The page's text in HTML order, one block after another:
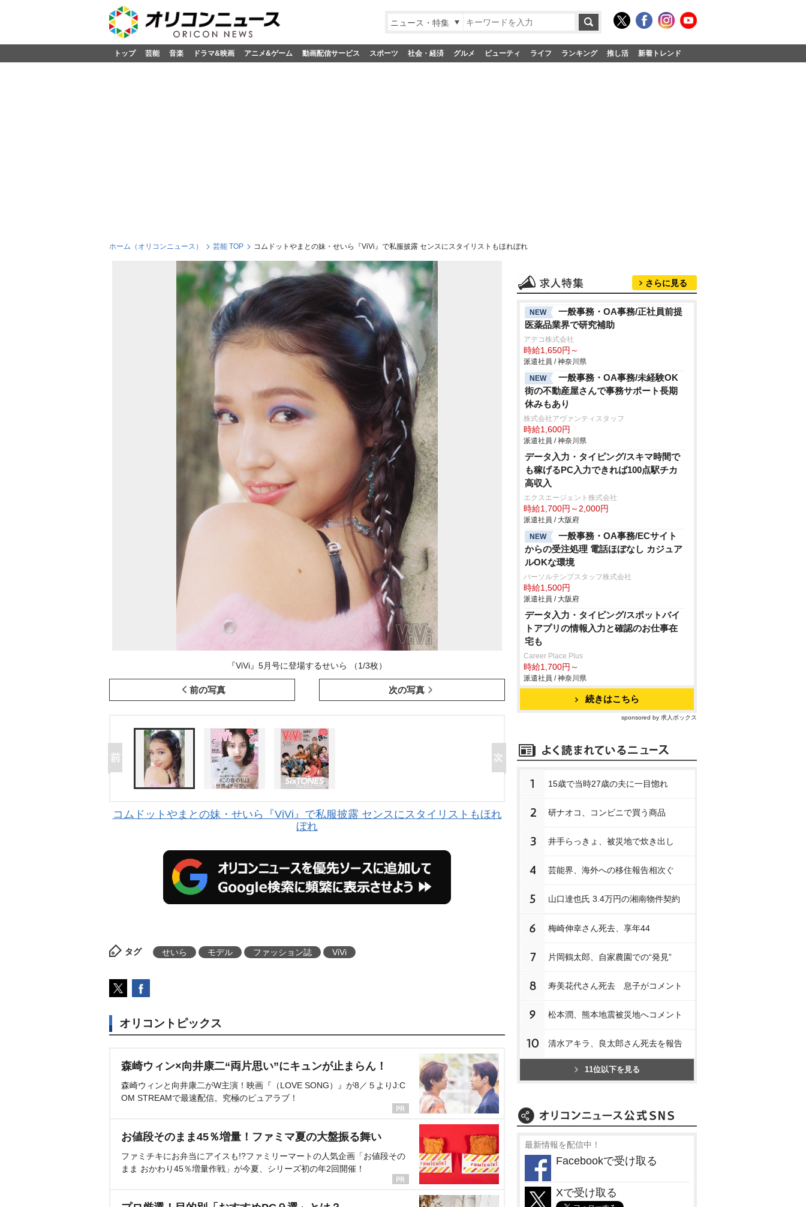
ニュース・特集
トップ 芸能 音楽 ドラマ&映画 アニメ&ゲーム 動画配信サービス スポーツ 社会・経済 グルメ ビューティ ライフ ランキング 推し活 新着トレンド
ホーム（オリコンニュース） 芸能 TOP コムドットやまとの妹・せいら『ViVi』で私服披露 センスにスタイリストもほれぼれ
『ViVi』5月号に登場するせいら （1/3枚）
前の写真 次の写真
コムドットやまとの妹・せいら『ViVi』で私服披露 センスにスタイリストもほれ
ぼれ
タグ せいら モデル ファッション誌 ViVi
オリコントピックス
森崎ウィン×向井康二“両片思い”にキュンが止まらん！
森崎ウィンと向井康二がW主演！映画『（LOVE SONG）』が8／５よりJ:C
OM STREAMで最速配信。究極のピュアラブ！
お値段そのまま45％増量！ファミマ夏の大盤振る舞い
ファミチキにお弁当にアイスも!?ファミリーマートの人気企画「お値段その
まま おかわり45％増量作戦」が今夏、シリーズ初の年2回開催！
さらに見る
NEW
一般事務・OA事務/正社員前提
医薬品業界で研究補助
アデコ株式会社
時給1,650円～
派遣社員 / 神奈川県
NEW
一般事務・OA事務/未経験OK
街の不動産屋さんで事務サポート長期
休みもあり
株式会社アヴァンティスタッフ
時給1,600円
派遣社員 / 神奈川県
データ入力・タイピング/スキマ時間で
も稼げるPC入力できれば100点駅チカ
高収入
エクスエージェント株式会社
時給1,700円～2,000円
派遣社員 / 大阪府
NEW
一般事務・OA事務/ECサイト
からの受注処理 電話ほぼなし カジュア
ルOKな環境
パーソルテンプスタッフ株式会社
時給1,500円
派遣社員 / 大阪府
データ入力・タイピング/スポットバイ
トアプリの情報入力と確認のお仕事在
宅も
Career Place Plus
時給1,700円～
派遣社員 / 神奈川県
続きはこちら
sponsored by 求人ボックス
1 15歳で当時27歳の夫に一目惚れ
2 研ナオコ、コンビニで買う商品
3 井手らっきょ、被災地で炊き出し
4 芸能界、海外への移住報告相次ぐ
5 山口達也氏 3.4万円の湘南物件契約
6 梅崎伸幸さん死去、享年44
7 片岡鶴太郎、自家農園での“発見”
8 寿美花代さん死去 息子がコメント
9 松本潤、熊本地震被災地へコメント
10 清水アキラ、良太郎さん死去を報告
11位以下を見る
最新情報を配信中！
Facebookで受け取る
Xで受け取る